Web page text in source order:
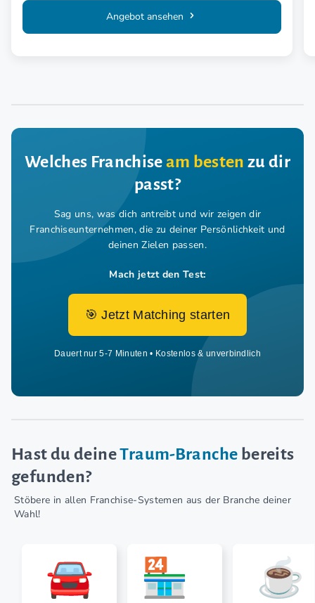
Angebot ansehen
Welches Franchiseam besten zu dir
passt?
Sag uns, was dich antreibt und wir zeigen dir
Franchiseunternehmen, die zu deiner Persönlichkeit und
deinen Zielen passen.
Mach jetzt den Test:
🎯 Jetzt Matching starten
Dauert nur 5-7 Minuten • Kostenlos & unverbindlich
Hast du deineTraum-Branche bereits
gefunden?
Stöbere in allen Franchise-Systemen aus der Branche deiner
Wahl!